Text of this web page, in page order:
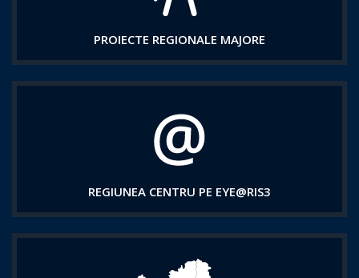
PROIECTE REGIONALE MAJORE
REGIUNEA CENTRU PE EYE@RIS3